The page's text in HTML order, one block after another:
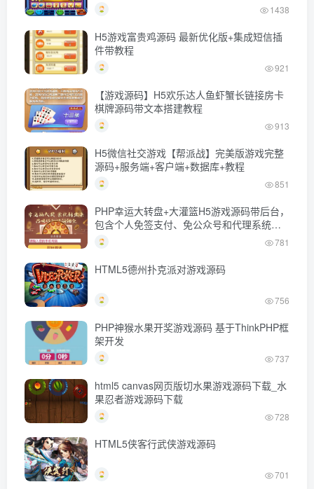
1438
H5游戏富贵鸡源码 最新优化版+集成短信插
件带教程
921
【游戏源码】H5欢乐达人鱼虾蟹长链接房卡
棋牌源码带文本搭建教程
913
H5微信社交游戏【帮派战】完美版游戏完整
源码+服务端+客户端+数据库+教程
851
PHP幸运大转盘+大灌篮H5游戏源码带后台，
包含个人免签支付、免公众号和代理系统下
载
781
HTML5德州扑克派对游戏源码
756
PHP神猴水果开奖游戏源码 基于ThinkPHP框
架开发
737
html5 canvas网页版切水果游戏源码下载_水
果忍者游戏源码下载
728
HTML5侠客行武侠游戏源码
701